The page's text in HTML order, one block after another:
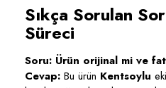
Sıkça Sorulan
Süreci
Soru: Ürün orijinal mi ve
Cevap: Bu ürün Kentsoylu